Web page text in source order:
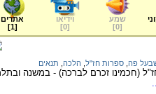
שמע
[
0
]
וידיאו
[
0
]
אתרים
[
1
]
פה ספרות חז"ל הלכה תנאים
(חכמינו זכרם לברכה) - במשנה